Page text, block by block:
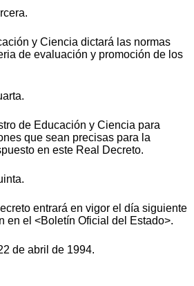
y Ciencia dictará las normas
de evaluación y promoción de los
de Educación y Ciencia para
que sean precisas para la
en este Real Decreto.
entrará en vigor el día siguiente
en el <Boletín Oficial del Estado>.
de abril de 1994.